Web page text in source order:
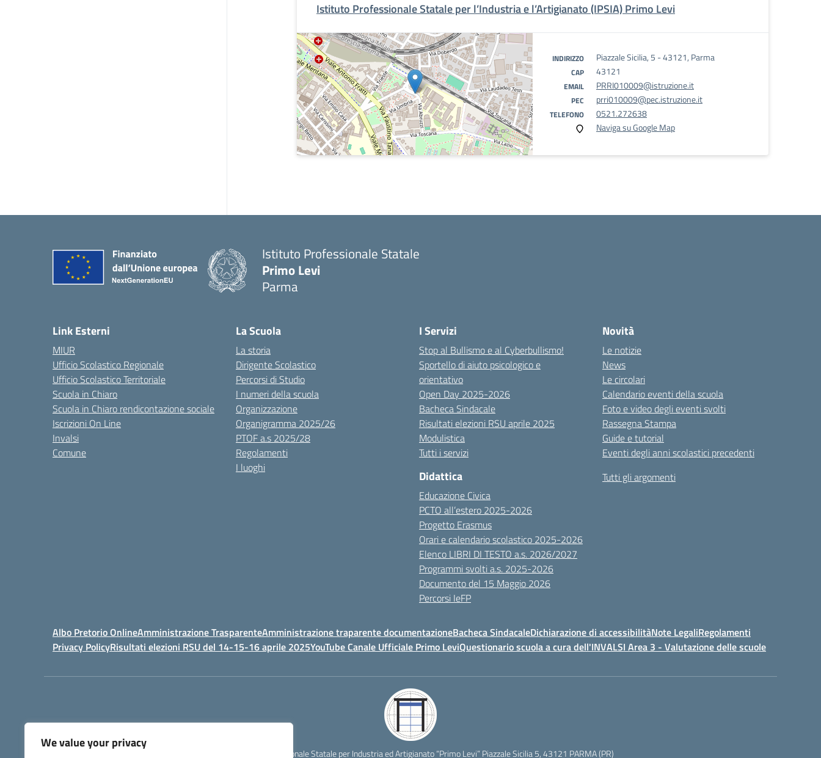
We value your privacy
Istituto Professionale Statale per l’Industria e l’Artigianato (IPSIA) Primo Levi
INDIRIZZO Piazzale Sicilia, 5 - 43121, Parma
CAP 43121
EMAIL PRRI010009@istruzione.it
PEC prri010009@pec.istruzione.it
TELEFONO
0521.272638
Naviga su Google Map
Istituto Professionale Statale
Primo Levi
Parma
Link Esterni
MIUR
Ufficio Scolastico Regionale
Ufficio Scolastico Territoriale
Scuola in Chiaro
Scuola in Chiaro rendicontazione sociale
Iscrizioni On Line
Invalsi
Comune
La Scuola
La storia
Dirigente Scolastico
Percorsi di Studio
I numeri della scuola
Organizzazione
Organigramma 2025/26
PTOF a.s 2025/28
Regolamenti
I luoghi
I Servizi
Stop al Bullismo e al Cyberbullismo!
Sportello di aiuto psicologico e
orientativo
Open Day 2025-2026
Bacheca Sindacale
Risultati elezioni RSU aprile 2025
Modulistica
Tutti i servizi
Didattica
Educazione Civica
PCTO all’estero 2025-2026
Progetto Erasmus
Orari e calendario scolastico 2025-2026
Elenco LIBRI DI TESTO a.s. 2026/2027
Programmi svolti a.s. 2025-2026
Documento del 15 Maggio 2026
Percorsi IeFP
Novità
Le notizie
News
Le circolari
Calendario eventi della scuola
Foto e video degli eventi svolti
Rassegna Stampa
Guide e tutorial
Eventi degli anni scolastici precedenti
Tutti gli argomenti
Albo Pretorio OnlineAmministrazione TrasparenteAmministrazione traparente documentazioneBacheca SindacaleDichiarazione di accessibilitàNote LegaliRegolamenti
Privacy PolicyRisultati elezioni RSU del 14-15-16 aprile 2025YouTube Canale Ufficiale Primo LeviQuestionario scuola a cura dell'INVALSI Area 3 - Valutazione delle scuole
IPSIA - Istituto Professionale Statale per Industria ed Artigianato “Primo Levi” Piazzale Sicilia 5, 43121 PARMA (PR)